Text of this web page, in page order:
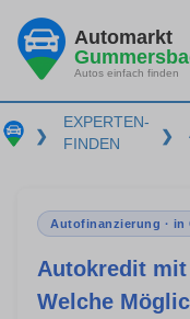
Automarkt
Autos einfach finden
❯
EXPERTEN-
FINDEN
❯
Autofinanzierung · in
Autokredit
Welche